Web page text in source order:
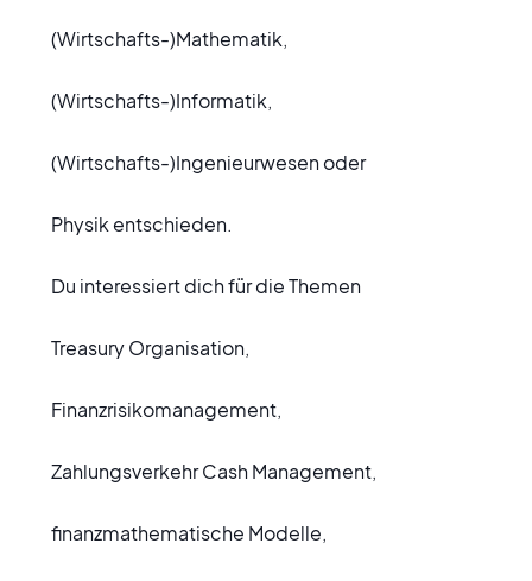
(Wirtschafts-)Mathematik,
(Wirtschafts-)Informatik,
(Wirtschafts-)Ingenieurwesen oder
Physik entschieden.
Du interessiert dich für die Themen
Treasury Organisation,
Finanzrisikomanagement,
Zahlungsverkehr Cash Management,
finanzmathematische Modelle,